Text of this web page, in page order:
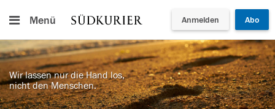
Menü Anmelden Abo
Wir lassen nur die Hand los,
nicht den Menschen.